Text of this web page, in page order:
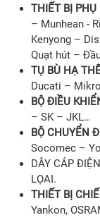
THIẾT BỊ
– Munhean -
Kenyong –
Quạt hút –
TỤ BÙ HẠ
Ducati –
BỘ ĐIỀU
– SK – JKL…
BỘ CHUYỂN
Socomec –
DÂY CÁP
LỌAI.
THIẾT BỊ
Yankon,